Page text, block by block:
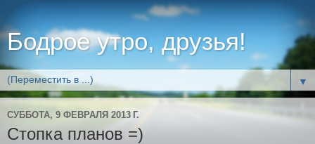
Бодрое утро, друзья!
▼
СУББОТА, 9 ФЕВРАЛЯ 2013 Г.
Стопка планов =)